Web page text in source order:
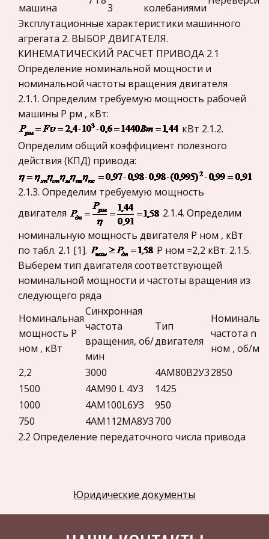
Прокурорский надзор
Геология
Административное право
Историческая личность
Банковское дело и кредитование
Архитектура
Искусство
Конституционное (государственное) право
России
Экономико-математическое
моделирование
Право
Компьютеры и периферийные устройства
Астрономия
Программное обеспечение
Разное
Уголовное и уголовно-исполнительное
Налоговое право
Техника
Компьютеры, Программирование
История экономических учений
Физкультура и Спорт
профессионала происходит в процессе
достаточно напряженной, систематической и
разнообразной деятельности. Она требует от
человека определенных способностей, заинтер
Научные достижения древней Индии
Росляков Илья Владимирович. МГУ, ФНМ, 1 курс.
2006 год. Древние индийцы добились
значительных успехов в развитии научных
знаний. Уже в древние века их учёные владели
знаниями, которые стали известны
машина 3 колебаниями
Эксплутационные характеристики машинного
агрегата 2. ВЫБОР ДВИГАТЕЛЯ.
КИНЕМАТИЧЕСКИЙ РАСЧЕТ ПРИВОДА 2.1
Определение номинальной мощности и
номинальной частоты вращения двигателя
2.1.1. Определим требуемую мощность рабочей
машины Р рм , кВт:
кВт 2.1.2.
Определим общий коэффициент полезного
действия (КПД) привода:
2.1.3. Определим требуемую мощность
двигателя
2.1.4. Определим
номинальную мощность двигателя Р ном , кВт
по табл. 2.1 [1].
Р ном =2,2 кВт. 2.1.5.
Выберем тип двигателя соответствующей
номинальной мощности и частоты вращения из
следующего ряда
Номинальная
мощность Р
ном , кВт
Синхронная
частота
вращения, об/
мин
Тип
двигателя
частота n
ном , об/
2,2
3000 4АМ80В2У32850
1500
4АМ90 L 4У3
1425
1000
4АМ100L6УЗ
950
750
4АМ112МА8УЗ700
2.2 Определение передаточного числа привода
2.2.2. Находим
Юридические документы